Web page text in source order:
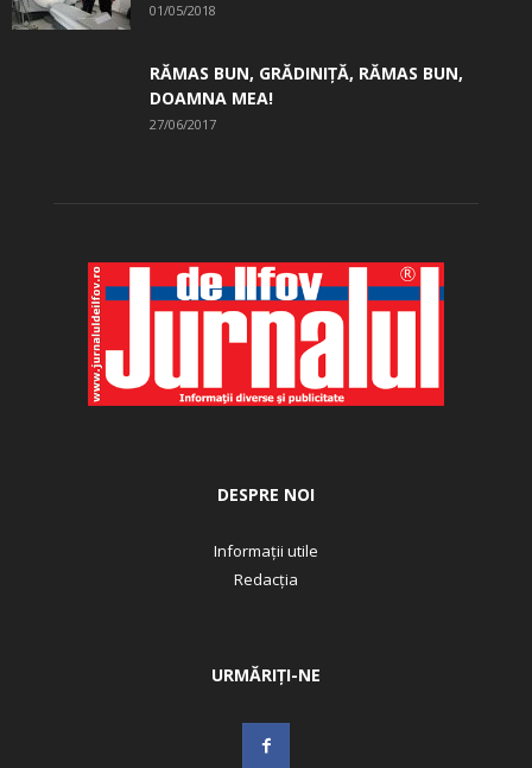
01/05/2018
RĂMAS BUN, GRĂDINIŢĂ, ­RĂMAS BUN,
DOAMNA MEA!
27/06/2017
DESPRE NOI
Informații utile
Redacția
URMĂRIȚI-NE